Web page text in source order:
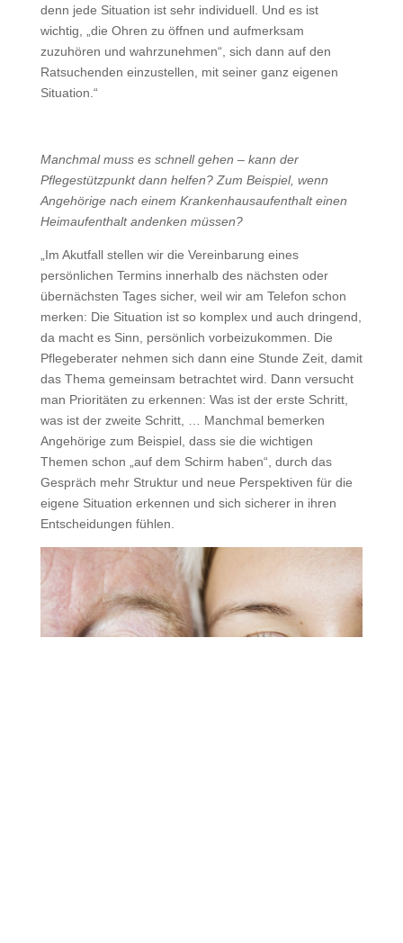
denn jede Situation ist sehr individuell. Und es ist
wichtig, „die Ohren zu öffnen und aufmerksam
zuzuhören und wahrzunehmen“, sich dann auf den
Ratsuchenden einzustellen, mit seiner ganz eigenen
Situation.“
Manchmal muss es schnell gehen – kann der
Pflegestützpunkt dann helfen? Zum Beispiel, wenn
Angehörige nach einem Krankenhausaufenthalt einen
Heimaufenthalt andenken müssen?
„Im Akutfall stellen wir die Vereinbarung eines
persönlichen Termins innerhalb des nächsten oder
übernächsten Tages sicher, weil wir am Telefon schon
merken: Die Situation ist so komplex und auch dringend,
da macht es Sinn, persönlich vorbeizukommen. Die
Pflegeberater nehmen sich dann eine Stunde Zeit, damit
das Thema gemeinsam betrachtet wird. Dann versucht
man Prioritäten zu erkennen: Was ist der erste Schritt,
was ist der zweite Schritt, … Manchmal bemerken
Angehörige zum Beispiel, dass sie die wichtigen
Themen schon „auf dem Schirm haben“, durch das
Gespräch mehr Struktur und neue Perspektiven für die
eigene Situation erkennen und sich sicherer in ihren
Entscheidungen fühlen.